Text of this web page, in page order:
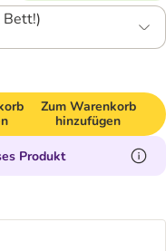
Bett!)
Zum Warenkorb
hinzufügen
Produkt